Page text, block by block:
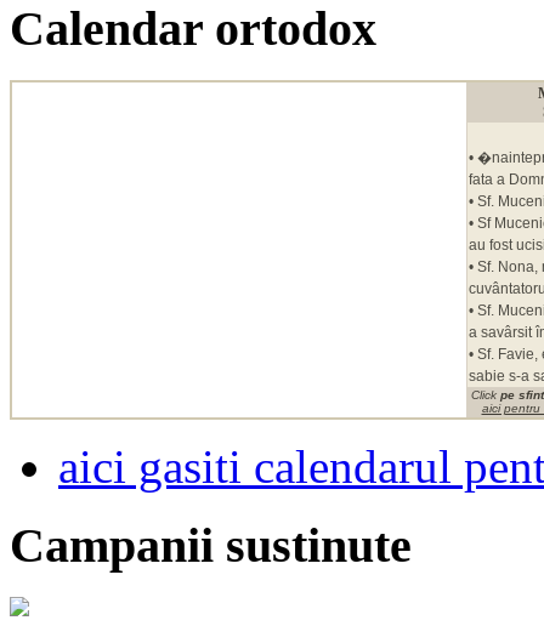
Calendar ortodox
•
fata a
• Sf.
• Sf
au fost
• Sf.
• Sf.
a savârsit
• Sf.
sabie s-a
Click pe
aici pentru
aici gasiti calendarul
Campanii sustinute